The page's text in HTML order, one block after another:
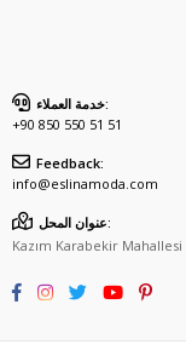
خدمة العملاء:
+90 850 550 51 51
Feedback:
info@eslinamoda.com
عنوان المحل:
Kazım Karabekir